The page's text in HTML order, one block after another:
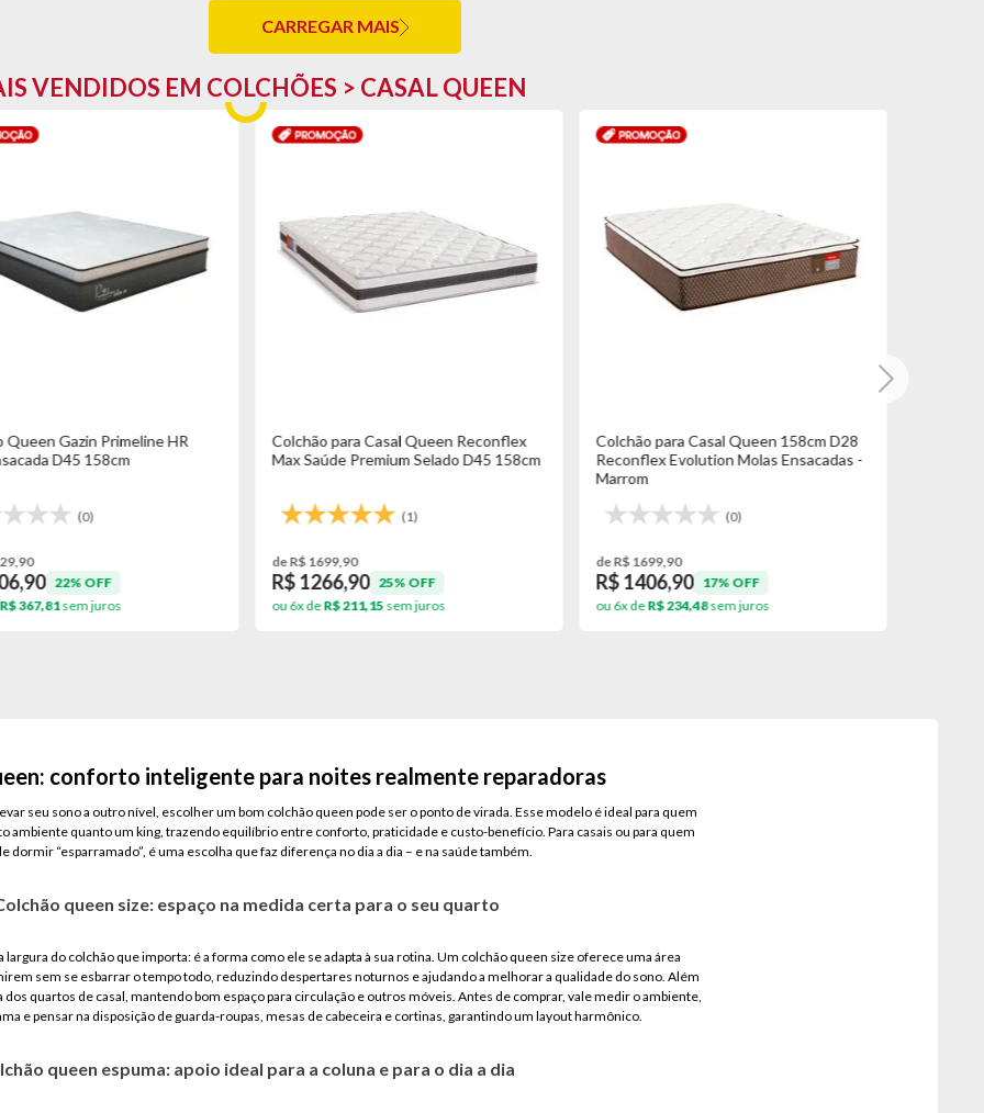
CARREGAR MAIS
VENDIDOS EM COLCHÕES > CASAL QUEEN
Queen Gazin Primeline HR
D45 158cm
(0)
22% OFF
367,81sem juros
Colchão para Casal Queen Reconflex
Max Saúde Premium Selado D45 158cm
(1)
de R$ 1699,90
R$ 1266,90
25% OFF
ou 6x deR$ 211,15sem juros
Colchão para Casal Queen 158cm D28
Reconflex Evolution Molas Ensacadas -
Marrom
(0)
de R$ 1699,90
R$ 1406,90
17% OFF
ou 6x deR$ 234,48sem juros
conforto inteligente para noites realmente reparadoras
seu sono a outro nível, escolher um bom colchão queen pode ser o ponto de virada. Esse modelo é ideal para quem
ambiente quanto um king, trazendo equilíbrio entre conforto, praticidade e custo-benefício. Para casais ou para quem
dormir “esparramado”, é uma escolha que faz diferença no dia a dia – e na saúde também.
queen size: espaço na medida certa para o seu quarto
largura do colchão que importa: é a forma como ele se adapta à sua rotina. Um colchão queen size oferece uma área
sem se esbarrar o tempo todo, reduzindo despertares noturnos e ajudando a melhorar a qualidade do sono. Além
dos quartos de casal, mantendo bom espaço para circulação e outros móveis. Antes de comprar, vale medir o ambiente,
e pensar na disposição de guarda-roupas, mesas de cabeceira e cortinas, garantindo um layout harmônico.
queen espuma: apoio ideal para a coluna e para o dia a dia